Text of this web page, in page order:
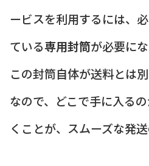
ービスを利用するには、
ている専用封筒が必要にな
この封筒自体が送料とは
なので、どこで手に入る
くことが、スムーズな発